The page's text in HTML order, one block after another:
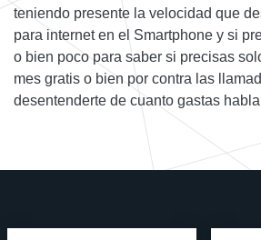
teniendo presente la velocidad que
para internet en el Smartphone y si
o bien poco para saber si precisas
mes gratis o bien por contra las
desentenderte de cuanto gastas